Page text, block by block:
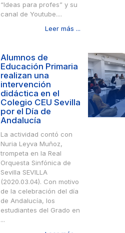
“Ideas para profes” y su
canal de Youtube....
Leer más ...
Alumnos de
Educación Primaria
realizan una
intervención
didáctica en el
Colegio CEU Sevilla
por el Día de
Andalucía
La actividad contó con
Nuria Leyva Muñoz,
trompeta en la Real
Orquesta Sinfónica de
Sevilla SEVILLA
(2020.03.04). Con motivo
de la celebración del día
de Andalucía, los
estudiantes del Grado en
...